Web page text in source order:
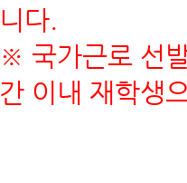
니다.
※ 국가근로 선
간 이내 재학생